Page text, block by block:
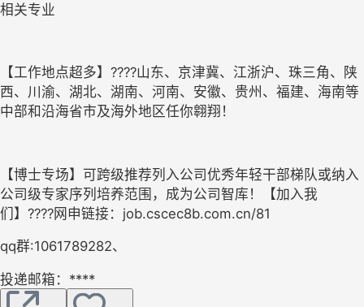
相关专业
【工作地点超多】????山东、京津冀、江浙沪、珠三角、陕
西、川渝、湖北、湖南、河南、安徽、贵州、福建、海南等
中部和沿海省市及海外地区任你翱翔！
【博士专场】可跨级推荐列入公司优秀年轻干部梯队或纳入
公司级专家序列培养范围，成为公司智库！【加入我
们】????网申链接：job.cscec8b.com.cn/81
qq群:1061789282、
投递邮箱：****